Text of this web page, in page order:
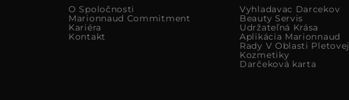
O Spoločnosti
Marionnaud Commitment
Kariéra
Kontakt
Vyhladavac Darcekov
Beauty Servis
Udržateľná Krása
Aplikácia Marionnaud
Rady V Oblasti Pletovej
Kozmetiky
Darčeková karta